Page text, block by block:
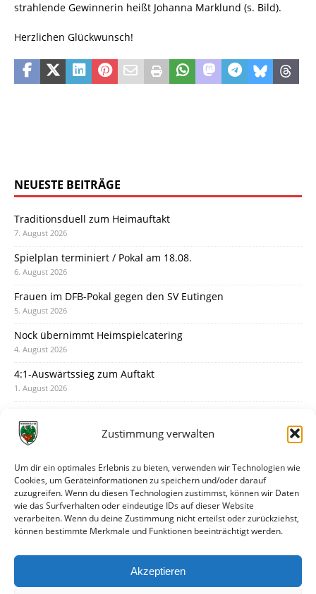
Zustimmung verwalten
Um dir ein optimales Erlebnis zu bieten, verwenden wir Technologien wie
Cookies, um Geräteinformationen zu speichern und/oder darauf
zuzugreifen. Wenn du diesen Technologien zustimmst, können wir Daten
wie das Surfverhalten oder eindeutige IDs auf dieser Website
verarbeiten. Wenn du deine Zustimmung nicht erteilst oder zurückziehst,
können bestimmte Merkmale und Funktionen beeinträchtigt werden.
Akzeptieren
strahlende Gewinnerin heißt Johanna Marklund (s. Bild).
Herzlichen Glückwunsch!
NEUESTE BEITRÄGE
Traditionsduell zum Heimauftakt
7. August 2026
Spielplan terminiert / Pokal am 18.08.
6. August 2026
Frauen im DFB-Pokal gegen den SV Eutingen
5. August 2026
Nock übernimmt Heimspielcatering
4. August 2026
4:1-Auswärtssieg zum Auftakt
1. August 2026
31. Juli 2026
30. Juli 2026
Deine Spielminute: 89+1
28. Juli 2026
Neuer Rückensponsor
Neue Podcast-Folge: So tickt Björn!
27. Juli 2026